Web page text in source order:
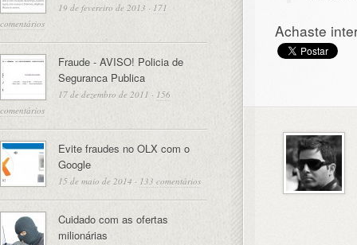
Achaste
19 de fevereiro de 2013 · 171
comentários
Fraude - AVISO! Policia de
Seguranca Publica
17 de dezembro de 2011 · 156
comentários
Evite fraudes no OLX com o
Google
15 de maio de 2014 · 133 comentários
Cuidado com as ofertas
milionárias